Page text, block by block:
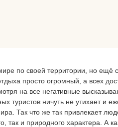
по своей территории, но ещё
просто огромный, а всех
на все негативные
туристов ничуть не утихает и
Так что же так привлекает
так и природного характера. А